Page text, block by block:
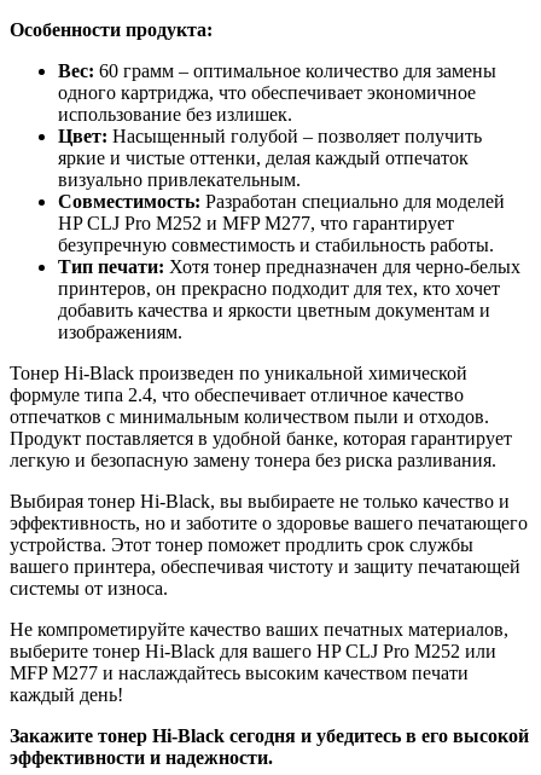
Особенности продукта:
Вес: 60 грамм – оптимальное количество для замены
одного картриджа, что обеспечивает экономичное
использование без излишек.
Цвет: Насыщенный голубой – позволяет получить
яркие и чистые оттенки, делая каждый отпечаток
визуально привлекательным.
Совместимость: Разработан специально для моделей
HP CLJ Pro M252 и MFP M277, что гарантирует
безупречную совместимость и стабильность работы.
Тип печати: Хотя тонер предназначен для черно-белых
принтеров, он прекрасно подходит для тех, кто хочет
добавить качества и яркости цветным документам и
изображениям.
Тонер Hi-Black произведен по уникальной химической
формуле типа 2.4, что обеспечивает отличное качество
отпечатков с минимальным количеством пыли и отходов.
Продукт поставляется в удобной банке, которая гарантирует
легкую и безопасную замену тонера без риска разливания.
Выбирая тонер Hi-Black, вы выбираете не только качество и
эффективность, но и заботите о здоровье вашего печатающего
устройства. Этот тонер поможет продлить срок службы
вашего принтера, обеспечивая чистоту и защиту печатающей
системы от износа.
Не компрометируйте качество ваших печатных материалов,
выберите тонер Hi-Black для вашего HP CLJ Pro M252 или
MFP M277 и наслаждайтесь высоким качеством печати
каждый день!
Закажите тонер Hi-Black сегодня и убедитесь в его высокой
эффективности и надежности.